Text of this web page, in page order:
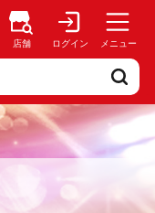
店舗 ログイン メニュー